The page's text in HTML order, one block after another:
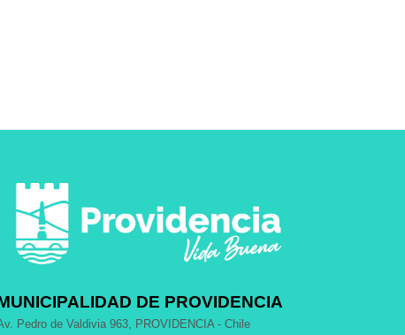
DE PROVIDENCIA
Pedro de Valdivia 963, PROVIDENCIA - Chile